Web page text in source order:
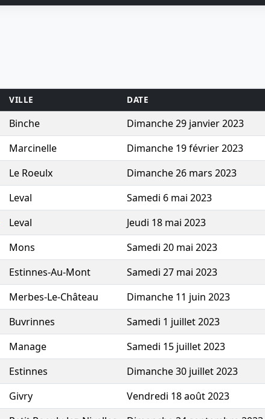
VILLE DATE
Binche Dimanche 29 janvier 2023
Marcinelle Dimanche 19 février 2023
Le Roeulx Dimanche 26 mars 2023
Leval Samedi 6 mai 2023
Leval Jeudi 18 mai 2023
Mons Samedi 20 mai 2023
Estinnes-Au-Mont Samedi 27 mai 2023
Merbes-Le-Château Dimanche 11 juin 2023
Buvrinnes Samedi 1 juillet 2023
Manage Samedi 15 juillet 2023
Estinnes Dimanche 30 juillet 2023
Givry Vendredi 18 août 2023